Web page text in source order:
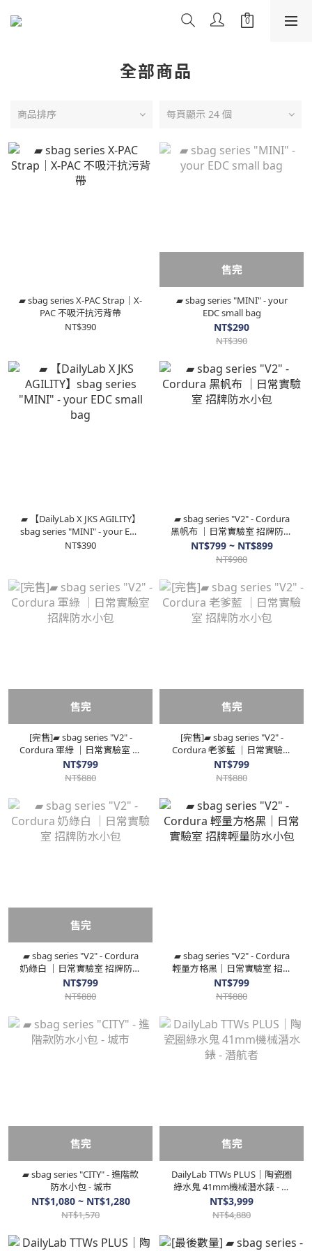
全部商品
商品排序 每頁顯示 24 個
▰ sbag series X-PAC Strap｜X-
PAC 不吸汗抗污背帶
NT$390
售完
▰ sbag series "MINI" - your
EDC small bag
NT$290
NT$390
▰ 【DailyLab X JKS AGILITY】
sbag series "MINI" - your EDC
small bag
NT$390
▰ sbag series "V2" - Cordura
黑帆布 ｜日常實驗室 招牌防水
小包
NT$799 ~ NT$899
NT$980
售完
[完售]▰ sbag series "V2" -
Cordura 軍綠 ｜日常實驗室 招
牌防水小包
NT$799
NT$880
售完
[完售]▰ sbag series "V2" -
Cordura 老爹藍 ｜日常實驗室
招牌防水小包
NT$799
NT$880
售完
▰ sbag series "V2" - Cordura
奶綠白 ｜日常實驗室 招牌防水
小包
NT$799
NT$880
▰ sbag series "V2" - Cordura
輕量方格黑｜日常實驗室 招牌
輕量防水小包
NT$799
NT$880
售完
▰ sbag series "CITY" - 進階款
防水小包 - 城市
NT$1,080 ~ NT$1,280
NT$1,570
售完
DailyLab TTWs PLUS｜陶瓷圈
綠水鬼 41mm機械潛水錶 - 潛
航者
NT$3,999
NT$4,880